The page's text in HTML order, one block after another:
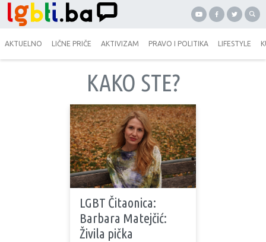
AKTUELNO LIČNE PRIČE AKTIVIZAM PRAVO I POLITIKA LIFESTYLE
KAKO STE?
LGBT Čitaonica:
Barbara Matejčić:
Živila pička